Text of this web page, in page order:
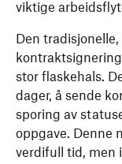
viktige
Den
stor flaskehals.
dager, å sende
sporing av
oppgave. Denne
verdifull tid, men